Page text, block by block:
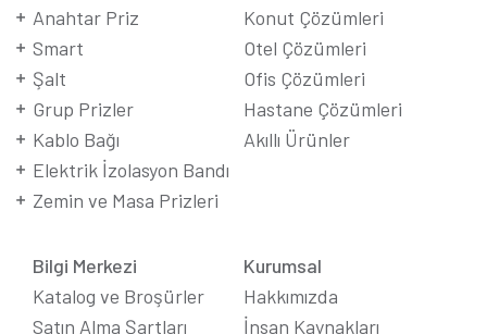
Anahtar Priz
Smart
Şalt
Grup Prizler
Kablo Bağı
Elektrik İzolasyon Bandı
Zemin ve Masa Prizleri
Konut Çözümleri
Otel Çözümleri
Ofis Çözümleri
Hastane Çözümleri
Akıllı Ürünler
Bilgi Merkezi
Katalog ve Broşürler
Satın Alma Şartları
Kurumsal
Hakkımızda
İnsan Kaynakları